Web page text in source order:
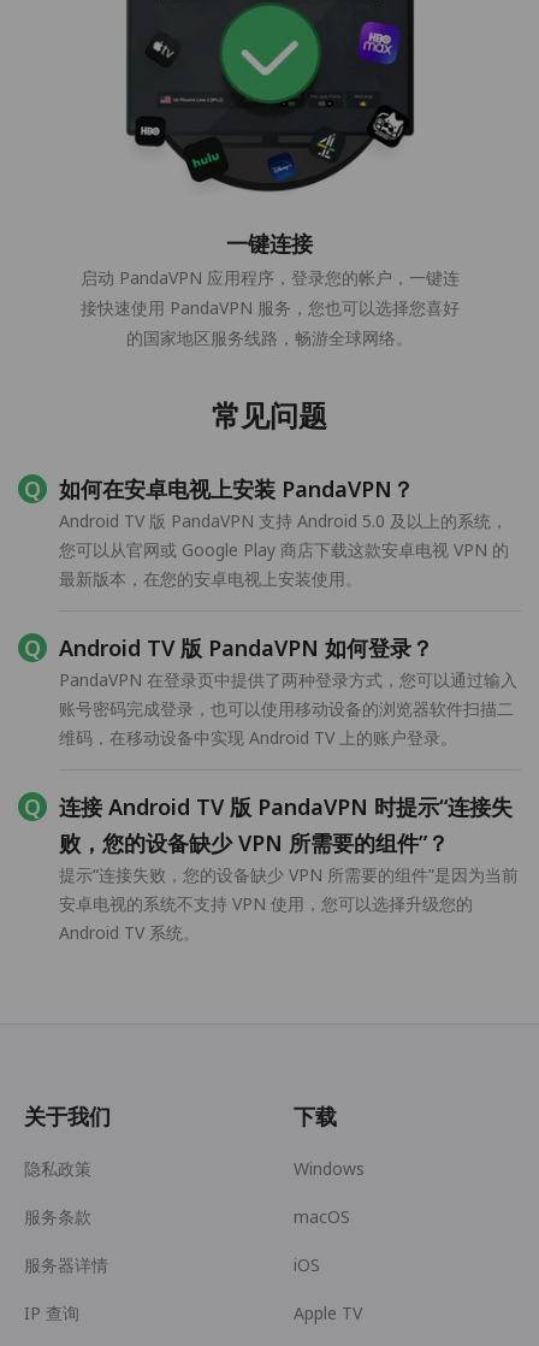
一键连接
启动 PandaVPN 应用程序，登录您的帐户，一键连
接快速使用 PandaVPN 服务，您也可以选择您喜好
的国家地区服务线路，畅游全球网络。
常见问题
如何在安卓电视上安装 PandaVPN？
Android TV 版 PandaVPN 支持 Android 5.0 及以上的系统，
您可以从官网或 Google Play 商店下载这款安卓电视 VPN 的
最新版本，在您的安卓电视上安装使用。
Android TV 版 PandaVPN 如何登录？
PandaVPN 在登录页中提供了两种登录方式，您可以通过输入
账号密码完成登录，也可以使用移动设备的浏览器软件扫描二
维码，在移动设备中实现 Android TV 上的账户登录。
连接 Android TV 版 PandaVPN 时提示“连接失
败，您的设备缺少 VPN 所需要的组件”？
提示“连接失败，您的设备缺少 VPN 所需要的组件”是因为当前
安卓电视的系统不支持 VPN 使用，您可以选择升级您的
Android TV 系统。
关于我们
隐私政策
服务条款
服务器详情
IP 查询
下载
Windows
macOS
iOS
Apple TV